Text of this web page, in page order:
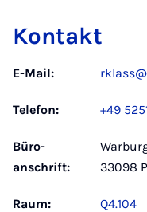
Kontakt
E-Mail:
Telefon: +49
Büro­
anschrift:
33098
Raum: Q4.104